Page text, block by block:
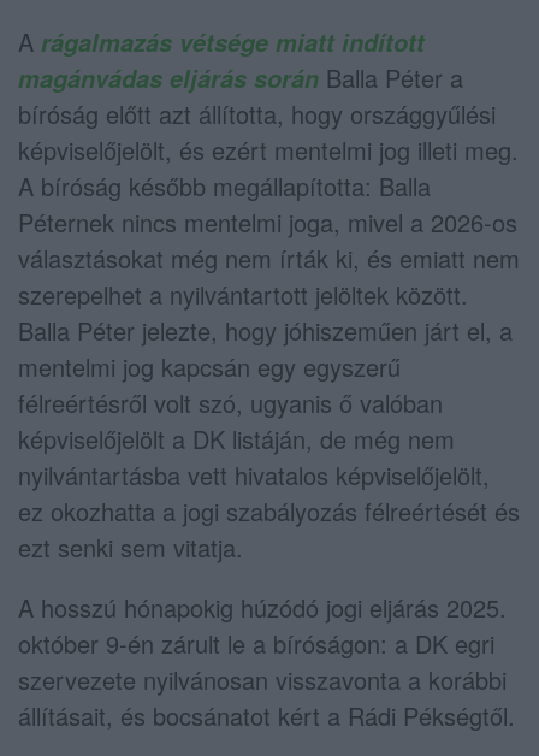
A rágalmazás vétsége miatt indított
magánvádas eljárás során Balla Péter a
bíróság előtt azt állította, hogy országgyűlési
képviselőjelölt, és ezért mentelmi jog illeti meg.
A bíróság később megállapította: Balla
Péternek nincs mentelmi joga, mivel a 2026-os
választásokat még nem írták ki, és emiatt nem
szerepelhet a nyilvántartott jelöltek között.
Balla Péter jelezte, hogy jóhiszeműen járt el, a
mentelmi jog kapcsán egy egyszerű
félreértésről volt szó, ugyanis ő valóban
képviselőjelölt a DK listáján, de még nem
nyilvántartásba vett hivatalos képviselőjelölt,
ez okozhatta a jogi szabályozás félreértését és
ezt senki sem vitatja.
A hosszú hónapokig húzódó jogi eljárás 2025.
október 9-én zárult le a bíróságon: a DK egri
szervezete nyilvánosan visszavonta a korábbi
állításait, és bocsánatot kért a Rádi Pékségtől.